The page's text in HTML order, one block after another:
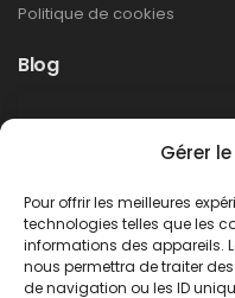
Gérer
Pour offrir les meilleures
technologies telles que les
informations des appareils.
nous permettra de traiter
de navigation ou les ID
Politique de cookies
Blog
Non classé
LIRE PLUS